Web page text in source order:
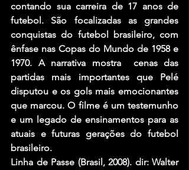
contando sua carreira de 17 anos de
futebol. São focalizadas as grandes
conquistas do futebol brasileiro, com
ênfase nas Copas do Mundo de 1958 e
1970. A narrativa mostra  cenas das
partidas mais importantes que Pelé
disputou e os gols mais emocionantes
que marcou. O filme é um testemunho
e um legado de ensinamentos para as
atuais e futuras gerações do futebol
brasileiro.
Linha de Passe (Brasil, 2008). dir: Walter